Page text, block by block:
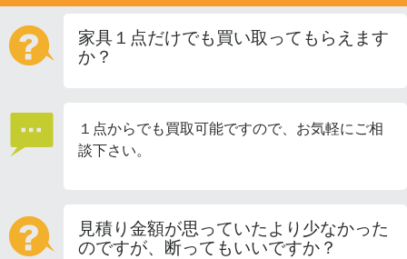
家具１点だけでも買い取ってもらえます
か？
１点からでも買取可能ですので、お気軽にご相
談下さい。
見積り金額が思っていたより少なかった
のですが、断ってもいいですか？